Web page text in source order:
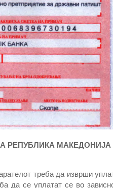
РЕПУБЛИКА МАКЕДОНИЈА
треба да изврши
да се уплатат се во